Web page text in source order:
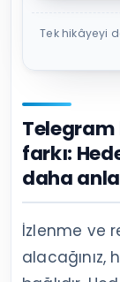
Tek hikâyeyi
farkı:
daha
İzlenme ve
alacağınız,